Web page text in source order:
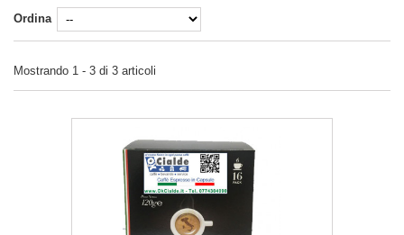
Ordina
Mostrando 1 - 3 di 3 articoli